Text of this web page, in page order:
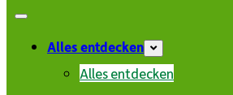
Alles entdecken
Alles entdecken